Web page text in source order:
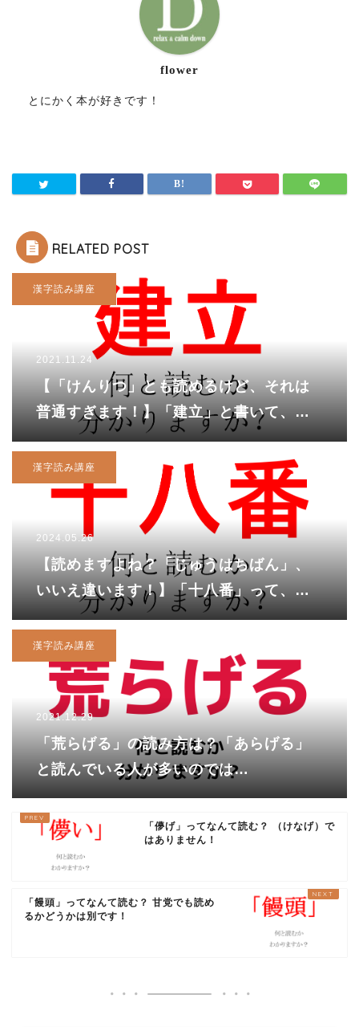
flower
とにかく本が好きです！
RELATED POST
漢字読み講座
2021.11.24
【「けんりつ」とも読めるけど、それは
普通すぎます！】「建立」と書いて、何
と読む？
漢字読み講座
2024.05.26
【読めますよね？「じゅうはちばん」、
いいえ違います！】「十八番」って、番
号じゃないの？
漢字読み講座
2021.12.29
「荒らげる」の読み方は？「あらげる」
と読んでいる人が多いのでは…
「儚げ」ってなんて読む？ （けなげ）で
はありません！
「饅頭」ってなんて読む？ 甘党でも読め
るかどうかは別です！